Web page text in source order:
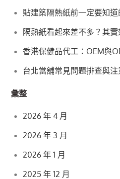
貼建築隔熱紙前一定要知
隔熱紙看起來差不多？其
香港保健品代工：OEM與
台北當舖常見問題排查與
彙整
2026 年 4 月
2026 年 3 月
2026 年 1 月
2025 年 12 月